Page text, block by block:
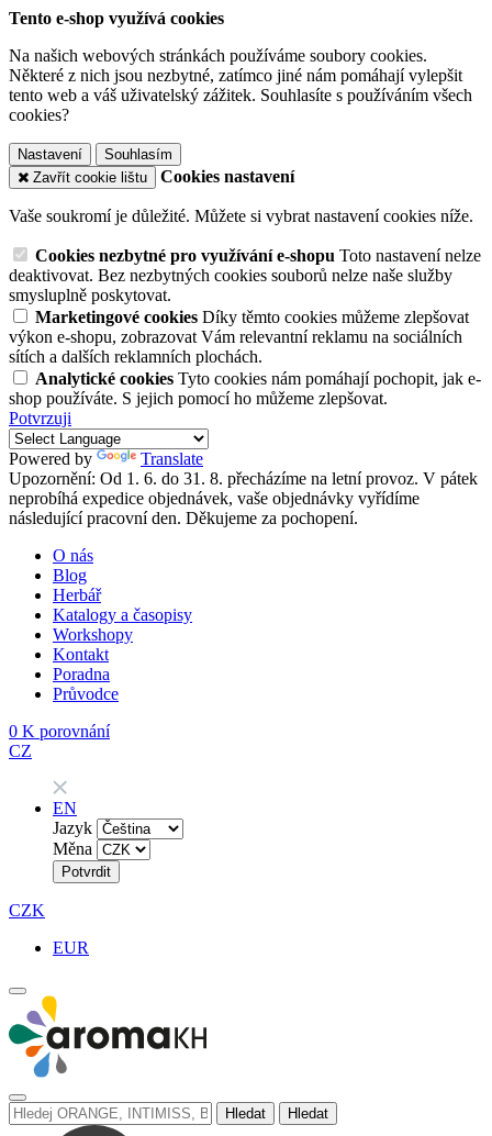
Tento e-shop využívá cookies
Na našich webových stránkách používáme soubory cookies.
Některé z nich jsou nezbytné, zatímco jiné nám pomáhají vylepšit
tento web a váš uživatelský zážitek. Souhlasíte s používáním všech
cookies?
Nastavení
Souhlasím
Zavřít cookie lištu
Cookies nastavení
Vaše soukromí je důležité. Můžete si vybrat nastavení cookies níže.
Cookies nezbytné pro využívání e-shopu Toto nastavení nelze
deaktivovat. Bez nezbytných cookies souborů nelze naše služby
smysluplně poskytovat.
Marketingové cookies Díky těmto cookies můžeme zlepšovat
výkon e-shopu, zobrazovat Vám relevantní reklamu na sociálních
sítích a dalších reklamních plochách.
Analytické cookies Tyto cookies nám pomáhají pochopit, jak e-
shop používáte. S jejich pomocí ho můžeme zlepšovat.
Potvrzuji
Powered by
Translate
Upozornění: Od 1. 6. do 31. 8. přecházíme na letní provoz. V pátek
neprobíhá expedice objednávek, vaše objednávky vyřídíme
následující pracovní den. Děkujeme za pochopení.
O nás
Blog
Herbář
Katalogy a časopisy
Workshopy
Kontakt
Poradna
Průvodce
0 K porovnání
CZ
EN
Jazyk
Měna
Potvrdit
CZK
EUR
Hledat Hledat